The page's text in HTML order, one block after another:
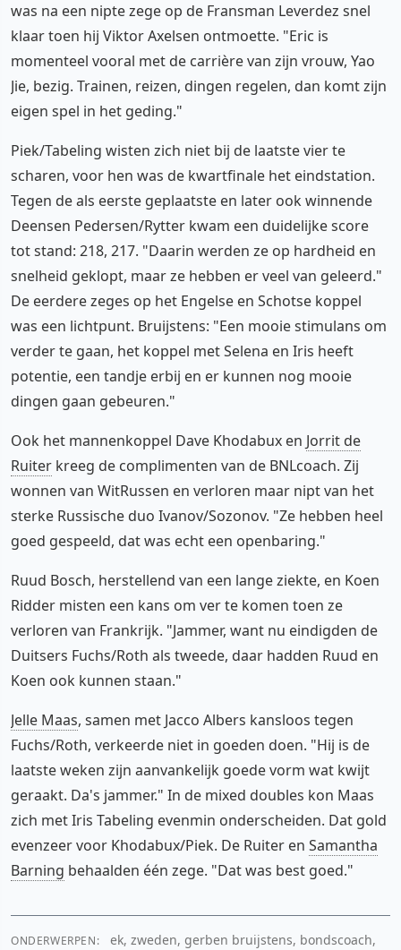
was na een nipte zege op de Fransman Leverdez snel
klaar toen hij Viktor Axelsen ontmoette. "Eric is
momenteel vooral met de carrière van zijn vrouw, Yao
Jie, bezig. Trainen, reizen, dingen regelen, dan komt zijn
eigen spel in het geding."
Piek/Tabeling wisten zich niet bij de laatste vier te
scharen, voor hen was de kwartfinale het eindstation.
Tegen de als eerste geplaatste en later ook winnende
Deensen Pedersen/Rytter kwam een duidelijke score
tot stand: 218, 217. "Daarin werden ze op hardheid en
snelheid geklopt, maar ze hebben er veel van geleerd."
De eerdere zeges op het Engelse en Schotse koppel
was een lichtpunt. Bruijstens: "Een mooie stimulans om
verder te gaan, het koppel met Selena en Iris heeft
potentie, een tandje erbij en er kunnen nog mooie
dingen gaan gebeuren."
Ook het mannenkoppel Dave Khodabux en Jorrit de
Ruiter kreeg de complimenten van de BNLcoach. Zij
wonnen van WitRussen en verloren maar nipt van het
sterke Russische duo Ivanov/Sozonov. "Ze hebben heel
goed gespeeld, dat was echt een openbaring."
Ruud Bosch, herstellend van een lange ziekte, en Koen
Ridder misten een kans om ver te komen toen ze
verloren van Frankrijk. "Jammer, want nu eindigden de
Duitsers Fuchs/Roth als tweede, daar hadden Ruud en
Koen ook kunnen staan."
Jelle Maas, samen met Jacco Albers kansloos tegen
Fuchs/Roth, verkeerde niet in goeden doen. "Hij is de
laatste weken zijn aanvankelijk goede vorm wat kwijt
geraakt. Da's jammer." In de mixed doubles kon Maas
zich met Iris Tabeling evenmin onderscheiden. Dat gold
evenzeer voor Khodabux/Piek. De Ruiter en Samantha
Barning behaalden één zege. "Dat was best goed."
ONDERWERPEN: ek, zweden, gerben bruijstens, bondscoach,